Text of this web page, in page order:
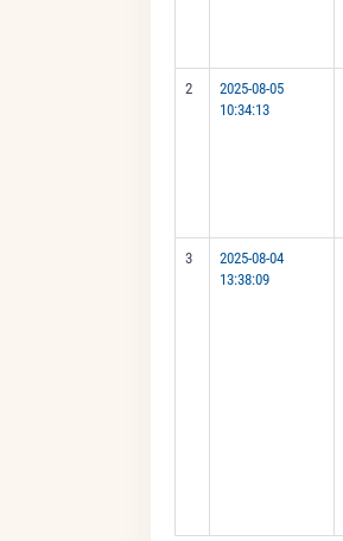
2
2025-08-05
10:34:13
3
2025-08-04
13:38:09